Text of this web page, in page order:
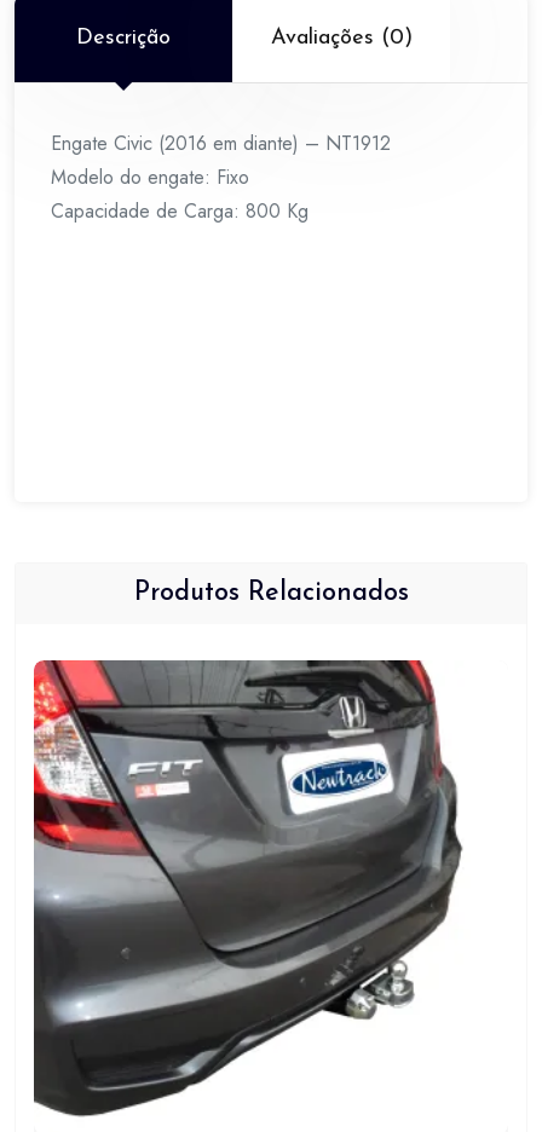
Descrição Avaliações (0)
Engate Civic (2016 em diante) – NT1912
Modelo do engate: Fixo
Capacidade de Carga: 800 Kg
Produtos Relacionados